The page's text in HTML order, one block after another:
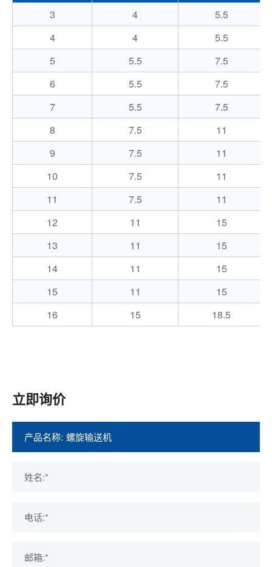
3 4
5.5
4
4
5.5
5
5.5
7.5
6
5.5
7.5
7
5.5
7.5
8
7.5
11
9
7.5
11
10
7.5
11
11
7.5
11
12
11
15
13
11
15
14
11
15
15
11
15
16
15 18.5
立即询价
产品名称:
姓名:*
电话:*
邮箱:*